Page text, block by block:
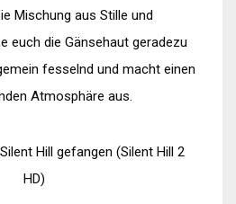
Mischung aus Stille und
euch die Gänsehaut geradezu
fesselnd und macht einen
Atmosphäre aus.
Hill gefangen (Silent Hill 2
HD)